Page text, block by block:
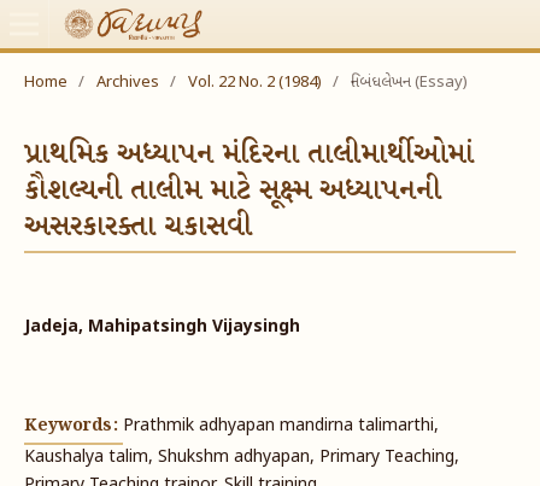
Home / Archives / Vol. 22 No. 2 (1984) / નિબંધલેખન (Essay)
પ્રાથમિક અધ્યાપન મંદિરના તાલીમાર્થીઓમાં
કૌશલ્યની તાલીમ માટે સૂક્ષ્મ અધ્યાપનની
અસરકારક્તા ચકાસવી
Jadeja, Mahipatsingh Vijaysingh
Keywords: Prathmik adhyapan mandirna talimarthi,
Kaushalya talim, Shukshm adhyapan, Primary Teaching,